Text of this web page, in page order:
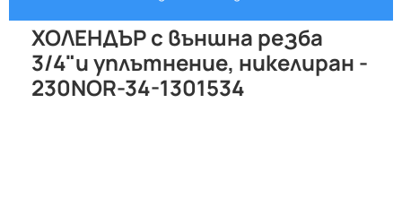
ХОЛЕНДЪР с външна резба
3/4"и уплътнение, никелиран -
230NOR-34-1301534